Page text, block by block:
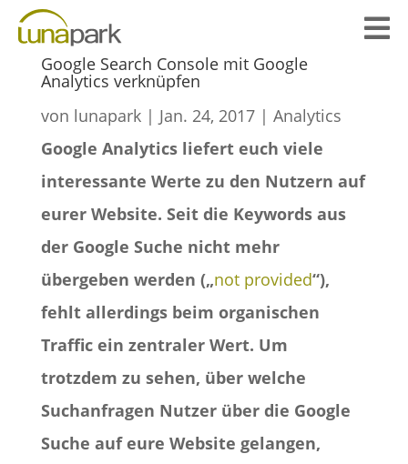

Google Search Console mit Google
Analytics verknüpfen
von lunapark| Jan. 24, 2017| Analytics
Google Analytics liefert euch viele
interessante Werte zu den Nutzern auf
eurer Website. Seit die Keywords aus
der Google Suche nicht mehr
übergeben werden („not provided“),
fehlt allerdings beim organischen
Traffic ein zentraler Wert. Um
trotzdem zu sehen, über welche
Suchanfragen Nutzer über die Google
Suche auf eure Website gelangen,